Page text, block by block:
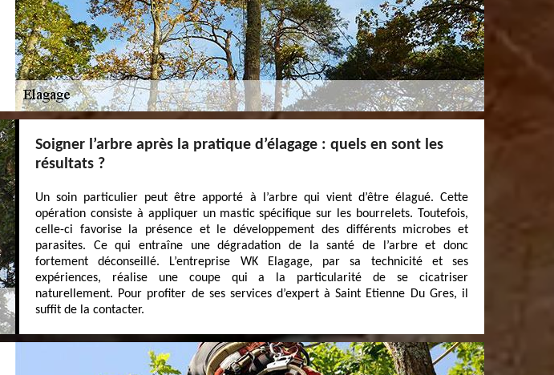
Soigner l’arbre après la pratique d’élagage : quels en sont les
résultats ?
Un soin particulier peut être apporté à l’arbre qui vient d’être élagué. Cette
opération consiste à appliquer un mastic spécifique sur les bourrelets. Toutefois,
celle-ci favorise la présence et le développement des différents microbes et
parasites. Ce qui entraîne une dégradation de la santé de l’arbre et donc
fortement déconseillé. L’entreprise WK Elagage, par sa technicité et ses
expériences, réalise une coupe qui a la particularité de se cicatriser
naturellement. Pour profiter de ses services d’expert à Saint Etienne Du Gres, il
suffit de la contacter.